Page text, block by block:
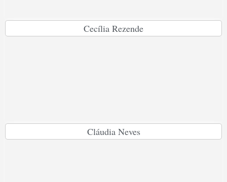
Cecília Rezende
Cláudia Neves